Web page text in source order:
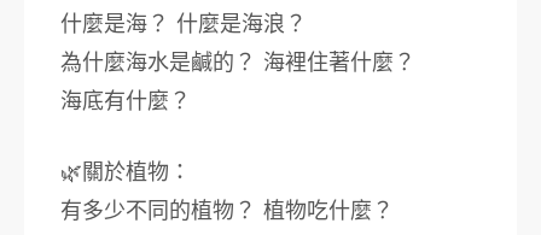
什麼是海？ 什麼是海浪？
為什麼海水是鹹的？ 海裡住著什麼？
海底有什麼？
🌿關於植物：
有多少不同的植物？ 植物吃什麼？